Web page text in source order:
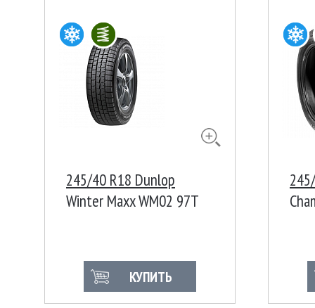
245/40 R18 Dunlop
Winter Maxx WM02 97T
КУПИТЬ